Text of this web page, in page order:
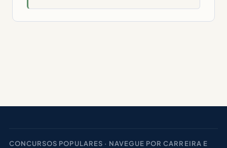
CONCURSOS POPULARES · NAVEGUE POR CARREIRA E